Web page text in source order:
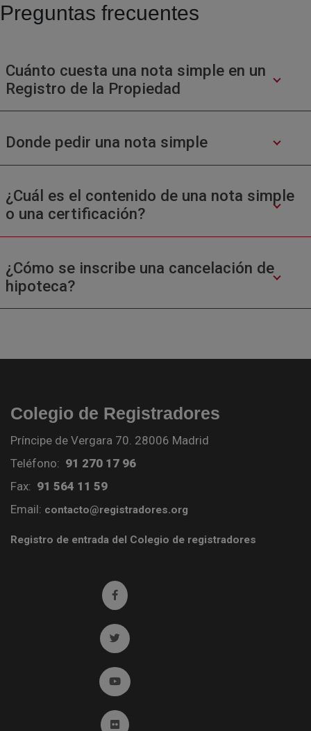
Preguntas frecuentes
Cuánto cuesta una nota simple en un
Registro de la Propiedad
Donde pedir una nota simple
¿Cuál es el contenido de una nota simple
o una certificación?
¿Cómo se inscribe una cancelación de
hipoteca?
Colegio de Registradores
Príncipe de Vergara 70. 28006 Madrid
Teléfono: 91 270 17 96
Fax: 91 564 11 59
Email: contacto@registradores.org
Registro de entrada del Colegio de registradores
Ir a facebook (abre en ventana nueva)
Ir a twitter (abre en ventana nueva)
Ir a YouTube (abre en ventana nueva)
Ir a Flickr (abre en ventana nueva)